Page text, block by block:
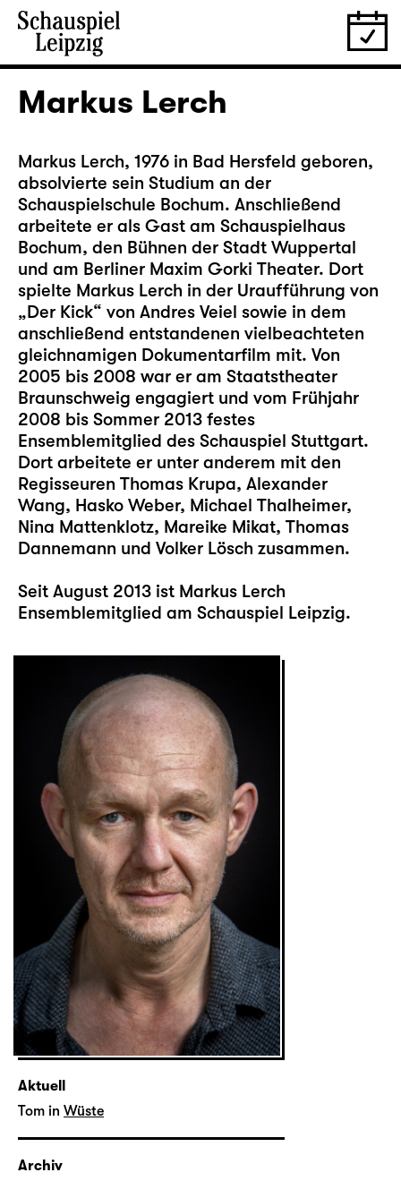
Markus Lerch
Markus Lerch, 1976 in Bad Hersfeld geboren,
absolvierte sein Studium an der
Schauspielschule Bochum. Anschließend
arbeitete er als Gast am Schauspielhaus
Bochum, den Bühnen der Stadt Wuppertal
und am Berliner Maxim Gorki Theater. Dort
spielte Markus Lerch in der Uraufführung von
„Der Kick“ von Andres Veiel sowie in dem
anschließend entstandenen vielbeachteten
gleichnamigen Dokumentarfilm mit. Von
2005 bis 2008 war er am Staatstheater
Braunschweig engagiert und vom Frühjahr
2008 bis Sommer 2013 festes
Ensemblemitglied des Schauspiel Stuttgart.
Dort arbeitete er unter anderem mit den
Regisseuren Thomas Krupa, Alexander
Wang, Hasko Weber, Michael Thalheimer,
Nina Mattenklotz, Mareike Mikat, Thomas
Dannemann und Volker Lösch zusammen.
Seit August 2013 ist Markus Lerch
Ensemblemitglied am Schauspiel Leipzig.
Aktuell
Tom in Wüste
Archiv